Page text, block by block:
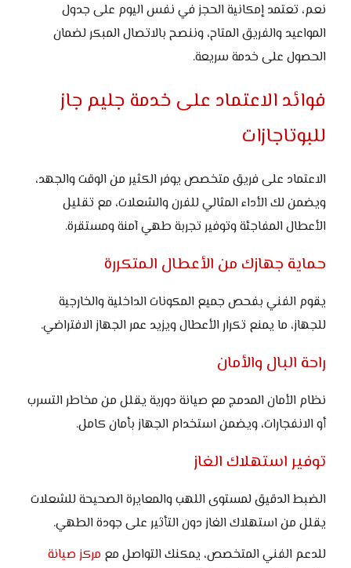
نعم، تعتمد إمكانية الحجز في نفس اليوم على جدول
المواعيد والفريق المتاح، وننصح بالاتصال المبكر لضمان
الحصول على خدمة سريعة.
فوائد الاعتماد على خدمة جليم جاز
للبوتاجازات
الاعتماد على فريق متخصص يوفر الكثير من الوقت والجهد،
ويضمن لك الأداء المثالي للفرن والشعلات، مع تقليل
الأعطال المفاجئة وتوفير تجربة طهي آمنة ومستقرة.
حماية جهازك من الأعطال المتكررة
يقوم الفني بفحص جميع المكونات الداخلية والخارجية
للجهاز، ما يمنع تكرار الأعطال ويزيد عمر الجهاز الافتراضي.
راحة البال والأمان
نظام الأمان المدمج مع صيانة دورية يقلل من مخاطر التسرب
أو الانفجارات، ويضمن استخدام الجهاز بأمان كامل.
توفير استهلاك الغاز
الضبط الدقيق لمستوى اللهب والمعايرة الصحيحة للشعلات
يقلل من استهلاك الغاز دون التأثير على جودة الطهي.
للدعم الفني المتخصص، يمكنك التواصل مع مركز صيانة